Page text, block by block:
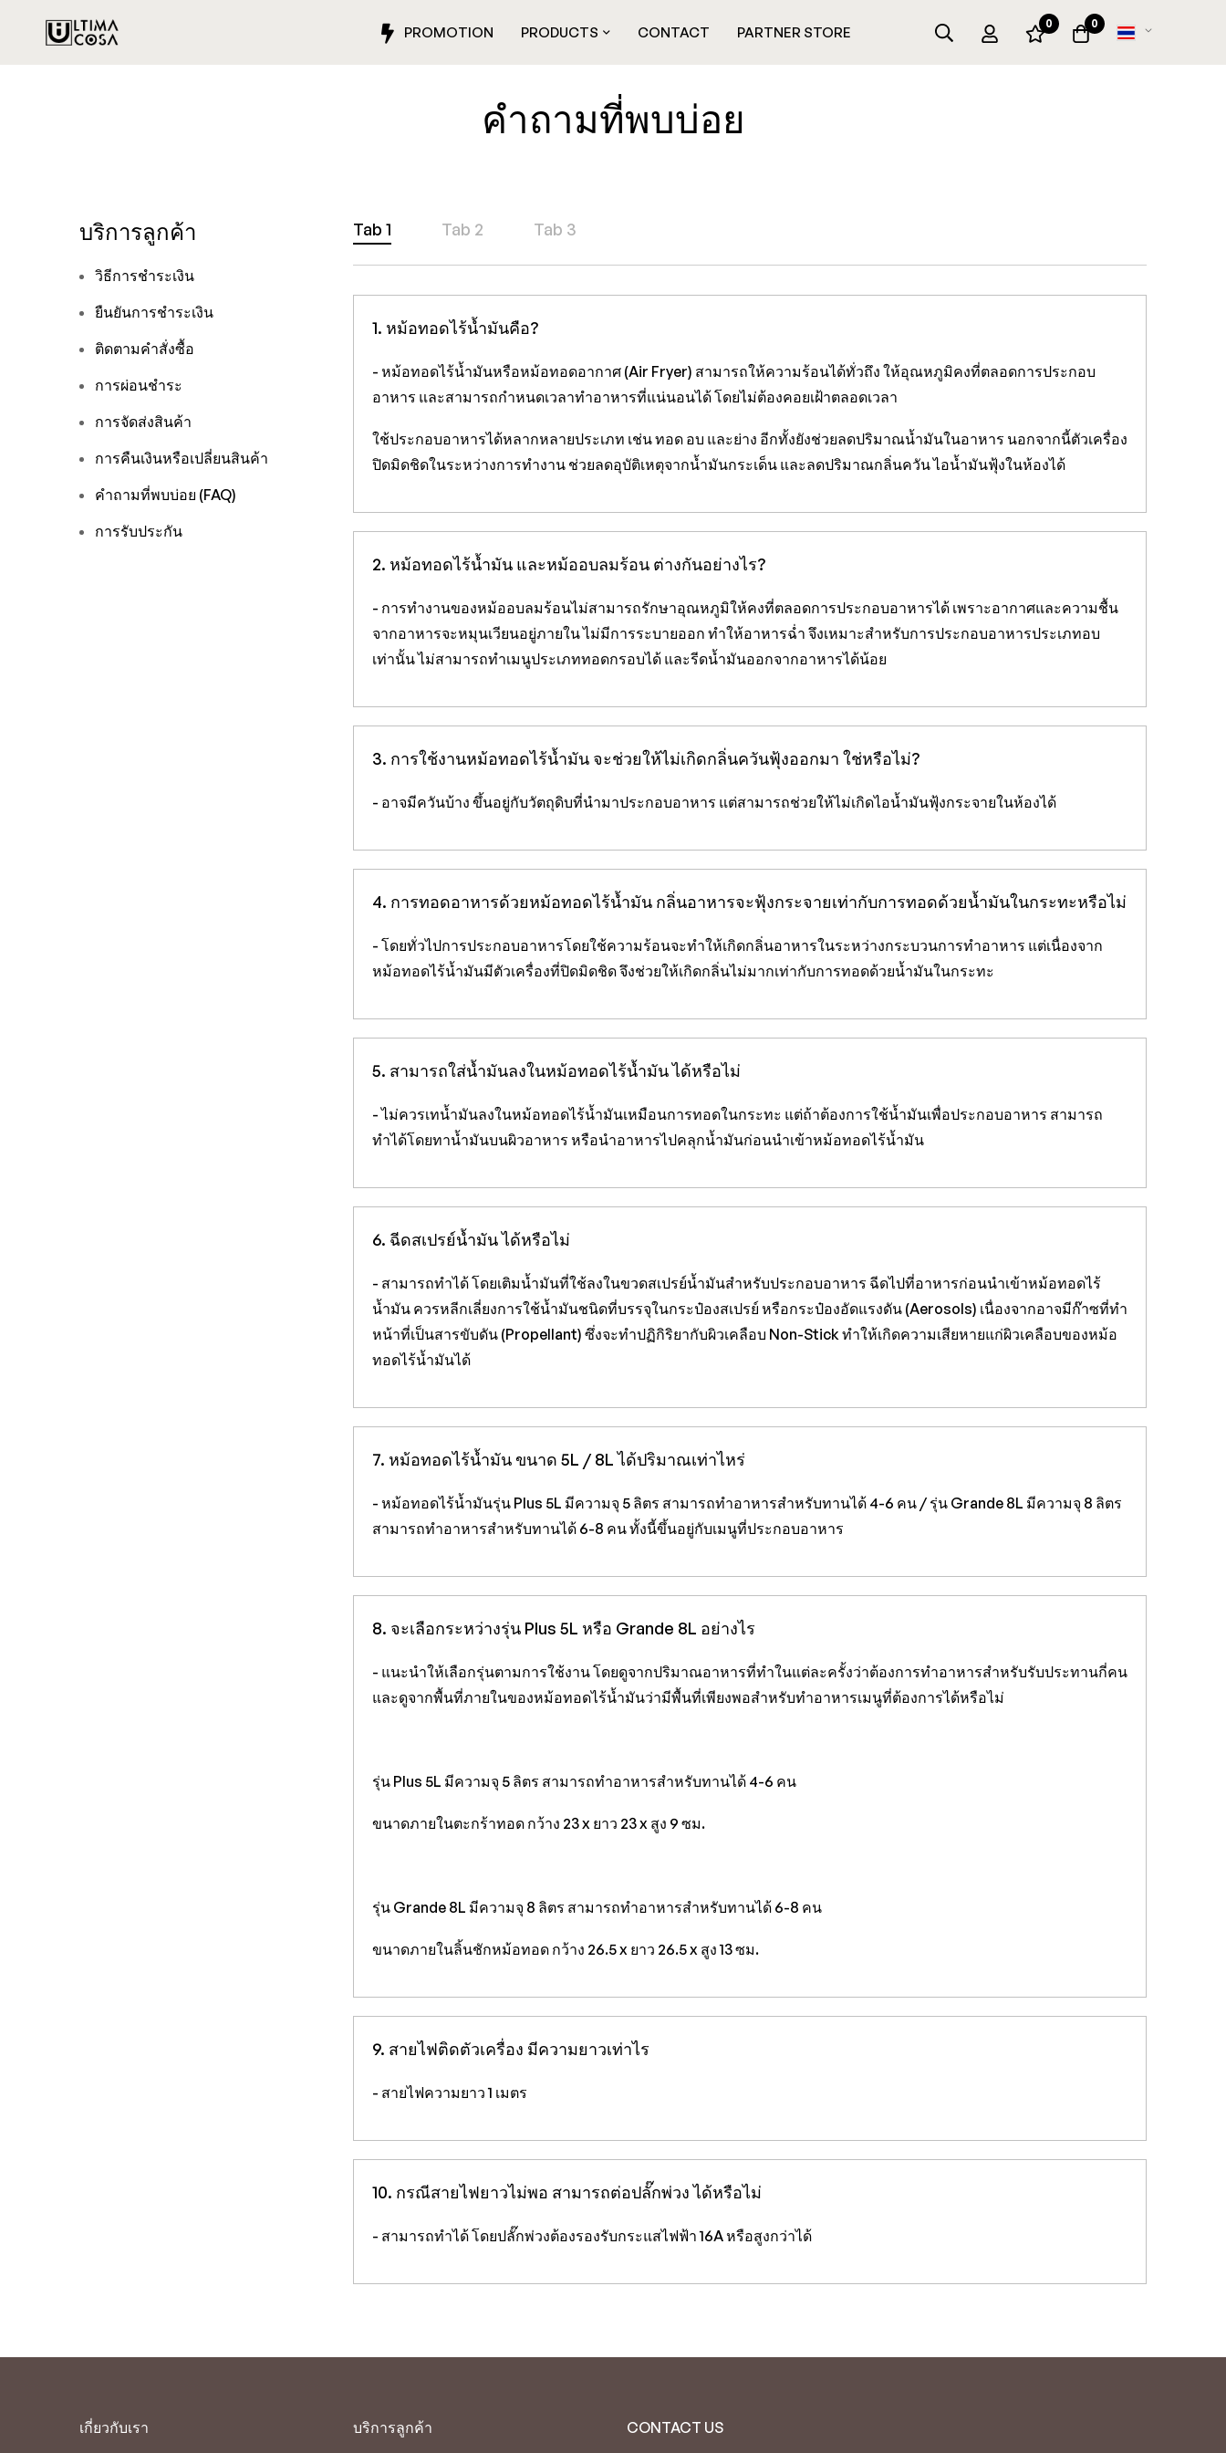
PROMOTION PRODUCTS CONTACT PARTNER STORE
0 0
เปลี่ยน
คำถามที่พบบ่อย
บริการลูกค้า
วิธีการชำระเงิน
ยืนยันการชำระเงิน
ติดตามคำสั่งซื้อ
การผ่อนชำระ
การจัดส่งสินค้า
การคืนเงินหรือเปลี่ยนสินค้า
คำถามที่พบบ่อย (FAQ)
การรับประกัน
Tab 1 Tab 2 Tab 3
1. หม้อทอดไร้น้ำมันคือ?
- หม้อทอดไร้น้ำมันหรือหม้อทอดอากาศ (Air Fryer) สามารถให้ความร้อนได้ทั่วถึง ให้อุณหภูมิคงที่ตลอดการประกอบ
อาหาร และสามารถกำหนดเวลาทำอาหารที่แน่นอนได้ โดยไม่ต้องคอยเฝ้าตลอดเวลา
ใช้ประกอบอาหารได้หลากหลายประเภท เช่น ทอด อบ และย่าง อีกทั้งยังช่วยลดปริมาณน้ำมันในอาหาร นอกจากนี้ตัวเครื่อง
ปิดมิดชิดในระหว่างการทำงาน ช่วยลดอุบัติเหตุจากน้ำมันกระเด็น และลดปริมาณกลิ่นควัน ไอน้ำมันฟุ้งในห้องได้
2. หม้อทอดไร้น้ำมัน และหม้ออบลมร้อน ต่างกันอย่างไร?
- การทำงานของหม้ออบลมร้อนไม่สามารถรักษาอุณหภูมิให้คงที่ตลอดการประกอบอาหารได้ เพราะอากาศและความชื้น
จากอาหารจะหมุนเวียนอยู่ภายใน ไม่มีการระบายออก ทำให้อาหารฉ่ำ จึงเหมาะสำหรับการประกอบอาหารประเภทอบ
เท่านั้น ไม่สามารถทำเมนูประเภททอดกรอบได้ และรีดน้ำมันออกจากอาหารได้น้อย
3. การใช้งานหม้อทอดไร้น้ำมัน จะช่วยให้ไม่เกิดกลิ่นควันฟุ้งออกมา ใช่หรือไม่?
- อาจมีควันบ้าง ขึ้นอยู่กับวัตถุดิบที่นำมาประกอบอาหาร แต่สามารถช่วยให้ไม่เกิดไอน้ำมันฟุ้งกระจายในห้องได้
4. การทอดอาหารด้วยหม้อทอดไร้น้ำมัน กลิ่นอาหารจะฟุ้งกระจายเท่ากับการทอดด้วยน้ำมันในกระทะหรือไม่
- โดยทั่วไปการประกอบอาหารโดยใช้ความร้อนจะทำให้เกิดกลิ่นอาหารในระหว่างกระบวนการทำอาหาร แต่เนื่องจาก
หม้อทอดไร้น้ำมันมีตัวเครื่องที่ปิดมิดชิด จึงช่วยให้เกิดกลิ่นไม่มากเท่ากับการทอดด้วยน้ำมันในกระทะ
5. สามารถใส่น้ำมันลงในหม้อทอดไร้น้ำมัน ได้หรือไม่
- ไม่ควรเทน้ำมันลงในหม้อทอดไร้น้ำมันเหมือนการทอดในกระทะ แต่ถ้าต้องการใช้น้ำมันเพื่อประกอบอาหาร สามารถ
ทำได้โดยทาน้ำมันบนผิวอาหาร หรือนำอาหารไปคลุกน้ำมันก่อนนำเข้าหม้อทอดไร้น้ำมัน
6. ฉีดสเปรย์น้ำมัน ได้หรือไม่
- สามารถทำได้ โดยเติมน้ำมันที่ใช้ลงในขวดสเปรย์น้ำมันสำหรับประกอบอาหาร ฉีดไปที่อาหารก่อนนำเข้าหม้อทอดไร้
น้ำมัน ควรหลีกเลี่ยงการใช้น้ำมันชนิดที่บรรจุในกระป๋องสเปรย์ หรือกระป๋องอัดแรงดัน (Aerosols) เนื่องจากอาจมีก๊าซที่ทำ
หน้าที่เป็นสารขับดัน (Propellant) ซึ่งจะทำปฏิกิริยากับผิวเคลือบ Non-Stick ทำให้เกิดความเสียหายแก่ผิวเคลือบของหม้อ
ทอดไร้น้ำมันได้
7. หม้อทอดไร้น้ำมัน ขนาด 5L / 8L ได้ปริมาณเท่าไหร่
- หม้อทอดไร้น้ำมันรุ่น Plus 5L มีความจุ 5 ลิตร สามารถทำอาหารสำหรับทานได้ 4-6 คน / รุ่น Grande 8L มีความจุ 8 ลิตร
สามารถทำอาหารสำหรับทานได้ 6-8 คน ทั้งนี้ขึ้นอยู่กับเมนูที่ประกอบอาหาร
8. จะเลือกระหว่างรุ่น Plus 5L หรือ Grande 8L อย่างไร
- แนะนำให้เลือกรุ่นตามการใช้งาน โดยดูจากปริมาณอาหารที่ทำในแต่ละครั้งว่าต้องการทำอาหารสำหรับรับประทานกี่คน
และดูจากพื้นที่ภายในของหม้อทอดไร้น้ำมันว่ามีพื้นที่เพียงพอสำหรับทำอาหารเมนูที่ต้องการได้หรือไม่
รุ่น Plus 5L มีความจุ 5 ลิตร สามารถทำอาหารสำหรับทานได้ 4-6 คน
ขนาดภายในตะกร้าทอด กว้าง 23 x ยาว 23 x สูง 9 ซม.
รุ่น Grande 8L มีความจุ 8 ลิตร สามารถทำอาหารสำหรับทานได้ 6-8 คน
ขนาดภายในลิ้นชักหม้อทอด กว้าง 26.5 x ยาว 26.5 x สูง 13 ซม.
9. สายไฟติดตัวเครื่อง มีความยาวเท่าไร
- สายไฟความยาว 1 เมตร
10. กรณีสายไฟยาวไม่พอ สามารถต่อปลั๊กพ่วง ได้หรือไม่
- สามารถทำได้ โดยปลั๊กพ่วงต้องรองรับกระแสไฟฟ้า 16A หรือสูงกว่าได้
เกี่ยวกับเรา บริการลูกค้า CONTACT US